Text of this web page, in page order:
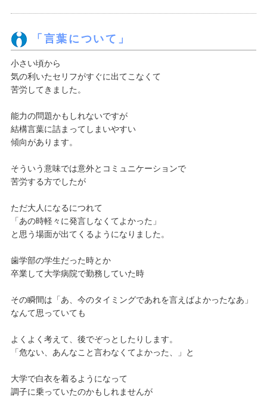
「言葉について」
小さい頃から
気の利いたセリフがすぐに出てこなくて
苦労してきました。
能力の問題かもしれないですが
結構言葉に詰まってしまいやすい
傾向があります。
そういう意味では意外とコミュニケーションで
苦労する方でしたが
ただ大人になるにつれて
「あの時軽々に発言しなくてよかった」
と思う場面が出てくるようになりました。
歯学部の学生だった時とか
卒業して大学病院で勤務していた時
その瞬間は「あ、今のタイミングであれを言えばよかったなあ」
なんて思っていても
よくよく考えて、後でぞっとしたりします。
「危ない、あんなこと言わなくてよかった、」と
大学で白衣を着るようになって
調子に乗っていたのかもしれませんが